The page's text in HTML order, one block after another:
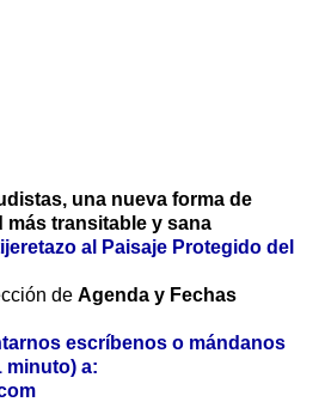
una nueva forma de
transitable y sana
al Paisaje Protegido del
de Agenda y Fechas
escríbenos o mándanos
minuto) a: